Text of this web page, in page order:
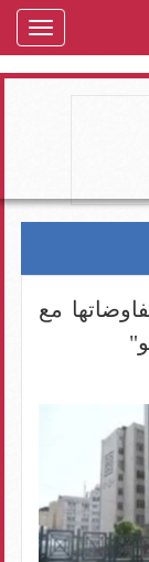
مع